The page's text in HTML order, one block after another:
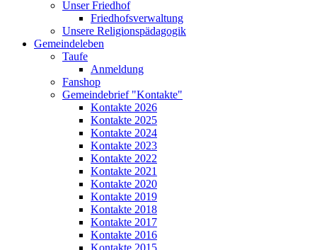
Unser Friedhof
Friedhofsverwaltung
Unsere Religionspädagogik
Gemeindeleben
Taufe
Anmeldung
Fanshop
Gemeindebrief "Kontakte"
Kontakte 2026
Kontakte 2025
Kontakte 2024
Kontakte 2023
Kontakte 2022
Kontakte 2021
Kontakte 2020
Kontakte 2019
Kontakte 2018
Kontakte 2017
Kontakte 2016
Kontakte 2015